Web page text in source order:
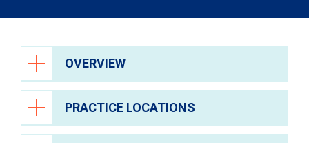
OVERVIEW
PRACTICE LOCATIONS